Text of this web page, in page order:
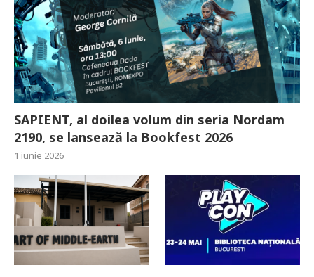
SAPIENT, al doilea volum din seria Nordam
2190, se lansează la Bookfest 2026
1 iunie 2026